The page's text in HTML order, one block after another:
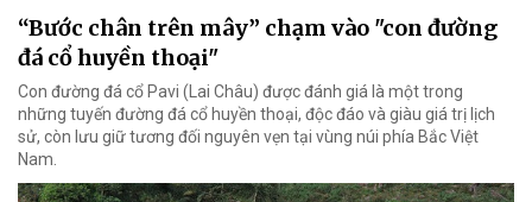
“Bước chân trên mây” chạm vào "con đường
đá cổ huyền thoại"
Con đường đá cổ Pavi (Lai Châu) được đánh giá là một trong
những tuyến đường đá cổ huyền thoại, độc đáo và giàu giá trị lịch
sử, còn lưu giữ tương đối nguyên vẹn tại vùng núi phía Bắc Việt
Nam.